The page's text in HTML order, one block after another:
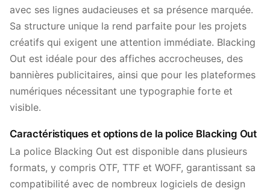
avec ses lignes audacieuses et sa présence marquée.
Sa structure unique la rend parfaite pour les projets
créatifs qui exigent une attention immédiate. Blacking
Out est idéale pour des affiches accrocheuses, des
bannières publicitaires, ainsi que pour les plateformes
numériques nécessitant une typographie forte et
visible.
Caractéristiques et options de la police Blacking Out
La police Blacking Out est disponible dans plusieurs
formats, y compris OTF, TTF et WOFF, garantissant sa
compatibilité avec de nombreux logiciels de design